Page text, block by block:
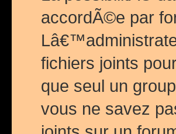
accordÃ©e par
fichiers joints
que seul un
vous ne savez